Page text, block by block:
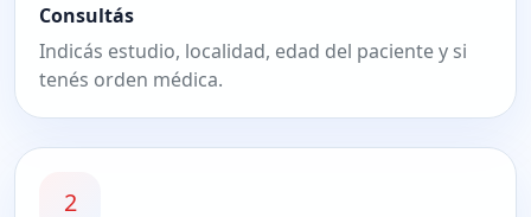
Consultás
Indicás estudio, localidad, edad del paciente y si
tenés orden médica.
2